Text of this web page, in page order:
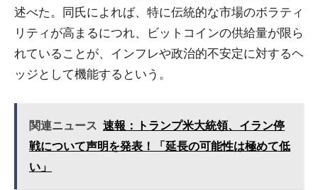
述べた。同氏によれば、特に伝統的な市場のボラティ
リティが高まるにつれ、ビットコインの供給量が限ら
れていることが、インフレや政治的不安定に対するヘ
ッジとして機能するという。
関連ニュース 速報：トランプ米大統領、イラン停
戦について声明を発表！「延長の可能性は極めて低
い」